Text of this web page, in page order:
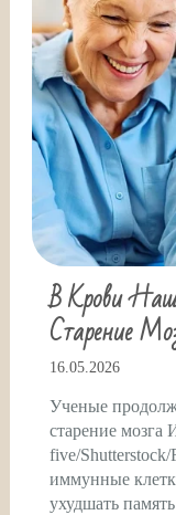
В Крови
Старение
16.05.2026
Ученые
старение мозга
five/
иммунные
ухудшать